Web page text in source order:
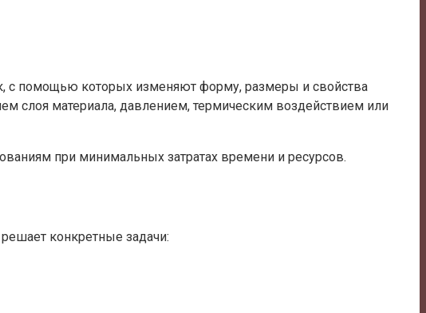
с помощью которых изменяют форму, размеры и свойства
слоя материала, давлением, термическим воздействием или
при минимальных затратах времени и ресурсов.
конкретные задачи: